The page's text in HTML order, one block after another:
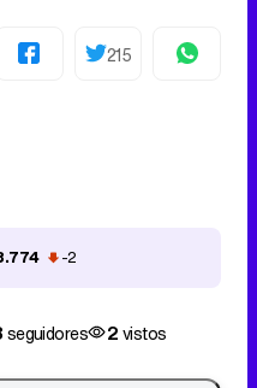
215
-2
seguidores 2vistos